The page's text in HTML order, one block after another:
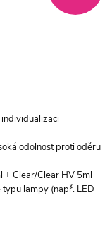
odolnost proti oděru
+ Clear/Clear HV 5ml
lampy (např. LED